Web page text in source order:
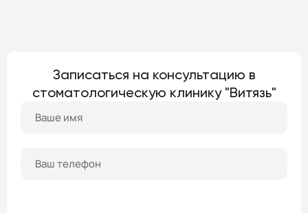
Записаться на консультацию в
стоматологическую клинику "Витязь"